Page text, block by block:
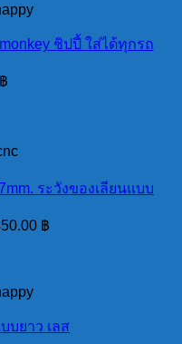
ชิปปี้ ใส่ได้ทุกรถ
฿
ระวังของเลียนแบบ
฿
บยาว เลส